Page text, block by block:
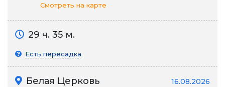
Смотреть на карте
29 ч. 35 м.
Есть пересадка
Белая Церковь 16.08.2026